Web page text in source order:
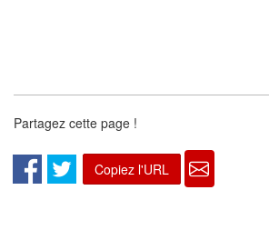
Partagez cette page !
Copiez l'URL